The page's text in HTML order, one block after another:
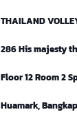
THAILAND
286 His majesty
Floor 12 Room 2
Huamark,